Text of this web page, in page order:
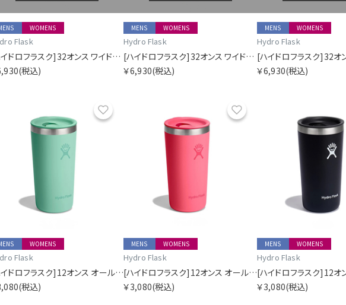
WOMENS
Flask
[ハイドロフラスク]32オンス ワイドマウス
(税込)
MENS WOMENS
Hydro Flask
[ハイドロフラスク]32オンス ワイドマウス
￥6,930(税込)
MENS WOMENS
Hydro Flask
￥6,930(税込)
WOMENS
Flask
[ハイドロフラスク]12オンス オールアラウンドタンブラー
(税込)
MENS WOMENS
Hydro Flask
[ハイドロフラスク]12オンス オールアラウンドタンブラー
￥3,080(税込)
MENS WOMENS
Hydro Flask
￥3,080(税込)